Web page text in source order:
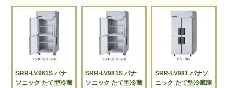
SRR-LV961S パナ
ソニック たて型冷蔵
SRR-LV981S パナ
ソニック たて型冷蔵
SRR-LV981 パナソ
ニック たて型冷蔵庫